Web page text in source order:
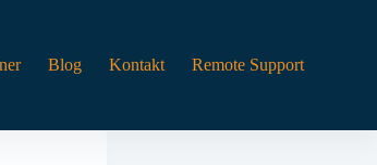
Blog Kontakt Remote Support